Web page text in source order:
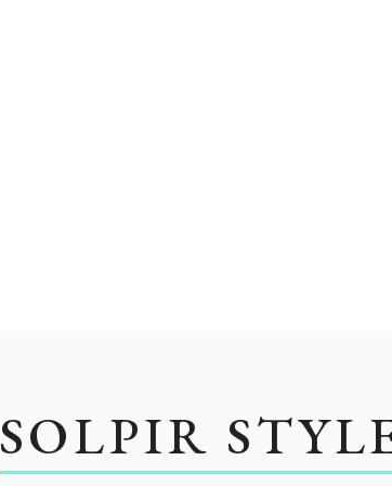
SOLPIR